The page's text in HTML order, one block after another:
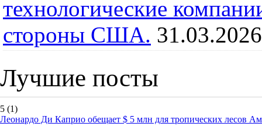
технологические
стороны США. 31.03.2026
Лучшие посты
5 (1)
Леонардо Ди Каприо обещает $ 5 млн для тропических лесов